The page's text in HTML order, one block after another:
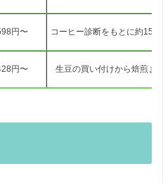
円〜 コーヒー診断をもとに約15
円〜 生豆の買い付けから焙煎ま